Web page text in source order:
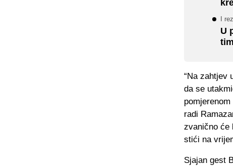
I
U
“Na zahtjev
da se
radi
zvanično će
stići na
Sjajan gest